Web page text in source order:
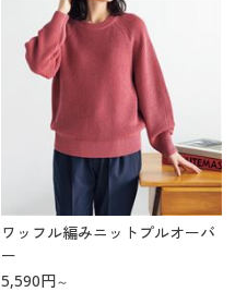
ワッフル編みニットプルオーバ
ー
5,590円～